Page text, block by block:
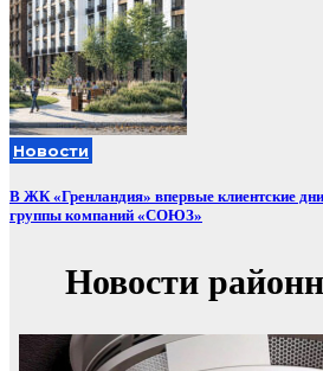
Новости
В ЖК «Гренландия» впервые клиентские
группы компаний «СОЮЗ»